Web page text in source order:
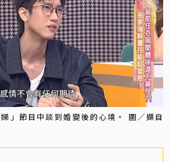
」節目中談到婚變後的心境。 圖／擷自